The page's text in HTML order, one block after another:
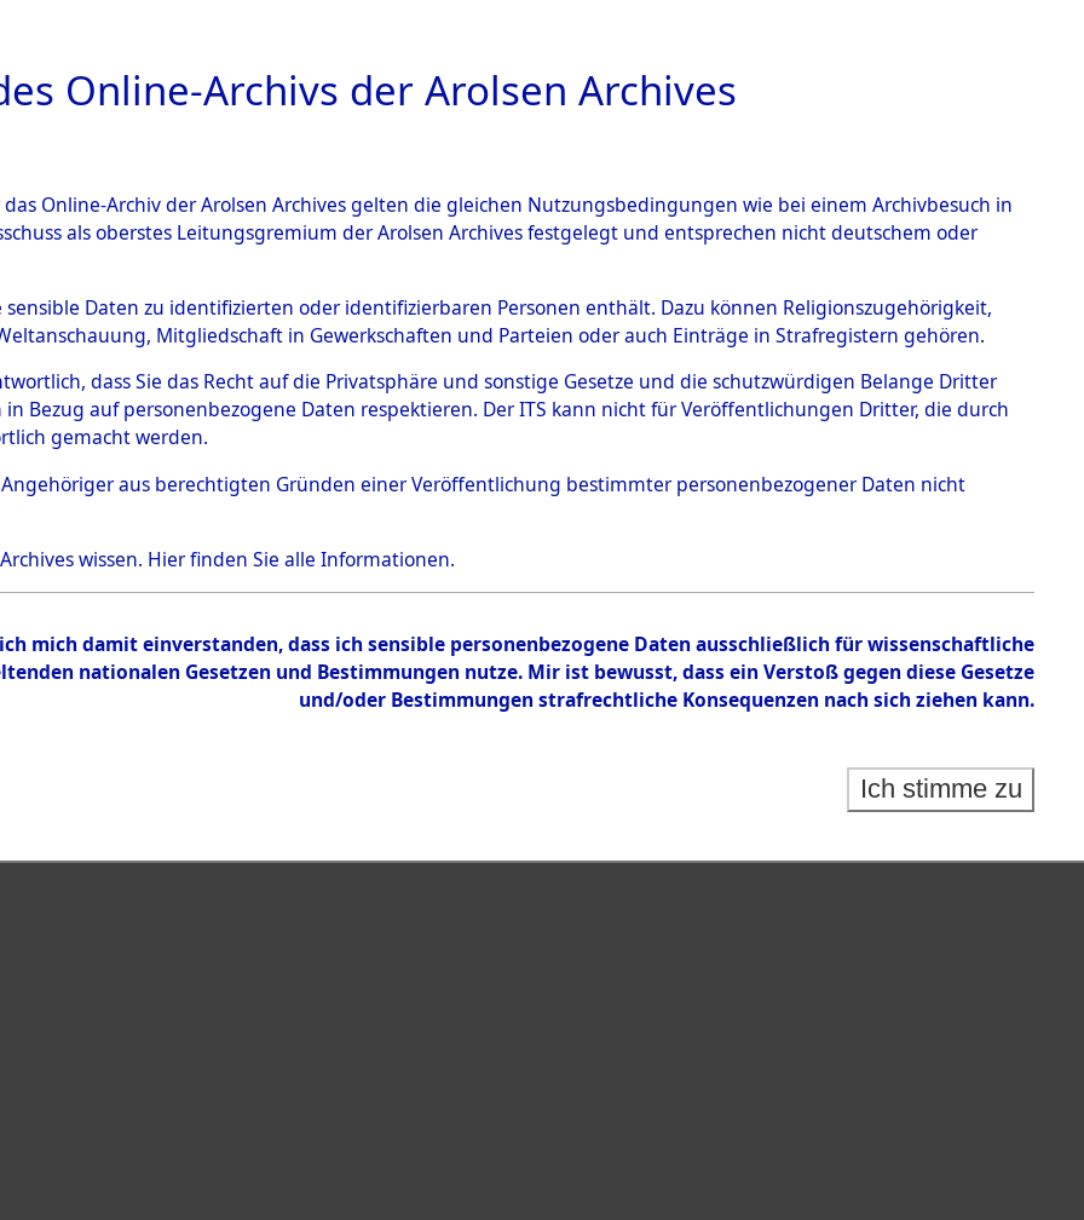
ARCHIVALE ÜBERSICHT BILD
0001 (121984681)
Person VERCAIGNE, LUCIAN
Bestand
Online-Archivs der Arolsen Archives
Online-Archiv der Arolsen Archives gelten die gleichen Nutzungsbedingungen wie bei einem Archivbesuch in
als oberstes Leitungsgremium der Arolsen Archives festgelegt und entsprechen nicht deutschem oder
sensible Daten zu identifizierten oder identifizierbaren Personen enthält. Dazu können Religionszugehörigkeit,
Mitgliedschaft in Gewerkschaften und Parteien oder auch Einträge in Strafregistern gehören.
dass Sie das Recht auf die Privatsphäre und sonstige Gesetze und die schutzwürdigen Belange Dritter
Bezug auf personenbezogene Daten respektieren. Der ITS kann nicht für Veröffentlichungen Dritter, die durch
gemacht werden.
Angehöriger aus berechtigten Gründen einer Veröffentlichung bestimmter personenbezogener Daten nicht
wissen. Hierfinden Sie alle Informationen.
mich damit einverstanden, dass ich sensible personenbezogene Daten ausschließlich für wissenschaftliche
nationalen Gesetzen und Bestimmungen nutze. Mir ist bewusst, dass ein Verstoß gegen diese Gesetze
und/oder Bestimmungen strafrechtliche Konsequenzen nach sich ziehen kann.
Ich stimme zu